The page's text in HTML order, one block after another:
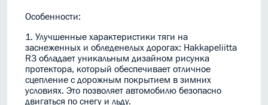
Особенности:
1. Улучшенные характеристики тяги на
заснеженных и обледенелых дорогах: Hakkapeliitta
R3 обладает уникальным дизайном рисунка
протектора, который обеспечивает отличное
сцепление с дорожным покрытием в зимних
условиях. Это позволяет автомобилю безопасно
двигаться по снегу и льду.